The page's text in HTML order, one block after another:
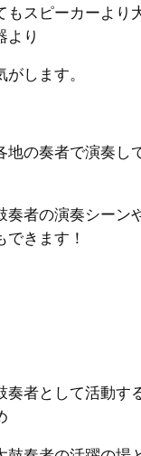
もスピーカーより
より
します。
地の奏者で演奏し
奏者の演奏シーン
できます！
奏者として活動す